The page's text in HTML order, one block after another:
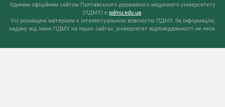
Єдиним офіційним сайтом Полтавського державного медичного університету
(ПДМУ) є pdmu.edu.ua.
Усі розміщені матеріали є інтелектуальною власністю ПДМУ. За інформацію,
надану від імені ПДМУ на інших сайтах, університет відповідальності не несе.